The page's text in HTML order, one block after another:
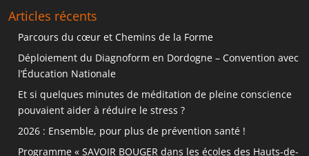
Articles récents
Parcours du cœur et Chemins de la Forme
Déploiement du Diagnoform en Dordogne – Convention avec
l’Éducation Nationale
Et si quelques minutes de méditation de pleine conscience
pouvaient aider à réduire le stress ?
2026 : Ensemble, pour plus de prévention santé !
Programme « SAVOIR BOUGER dans les écoles des Hauts-de-